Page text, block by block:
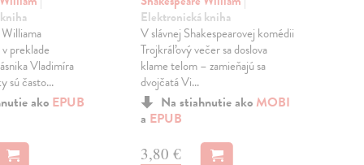
preklade
Vladimíra
sú často...
ako EPUB
Elektronická kniha
V slávnej Shakespearovej komédii
Trojkráľový večer sa doslova
klame telom – zamieňajú sa
dvojčatá Vi...
Na stiahnutie ako MOBI
a EPUB
3,80 €